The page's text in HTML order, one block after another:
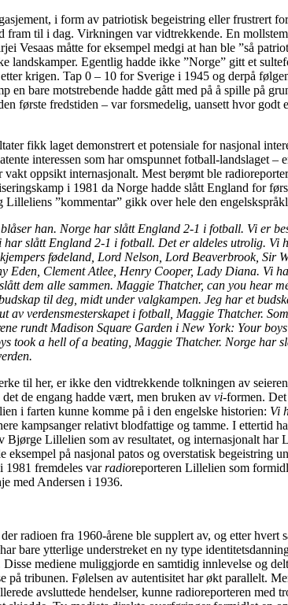
i form av patriotisk begeistring eller frustrert
fram til i dag. Virkningen var vidtrekkende. En
Vesaas måtte for eksempel medgi at han ble ”så
landskamper. Egentlig hadde ikke ”Norge” gitt et
krigen. Tap 0 – 10 for Sverige i 1945 og derpå
en bare motstrebende hadde gått med på å spille på
første fredstiden – var forsmedelig, uansett hvor godt
fikk laget demonstrert et potensiale for nasjonal
interessen som har omspunnet fotball-landslaget –
vakt oppsikt internasjonalt. Mest berømt ble
i 1981 da Norge hadde slått England for
”kommentar” gikk over hele den
han. Norge har slått England 2-1 i fotball. Vi er
har slått England 2-1 i fotball. Det er aldeles utrolig. Vi
fødeland, Lord Nelson, Lord Beaverbrook, Sir
Eden, Clement Atlee, Henry Cooper, Lady Diana. Vi
dem alle sammen. Maggie Thatcher, can you hear
til deg, midt under valgkampen. Jeg har et
av verdensmesterskapet i fotball, Maggie Thatcher.
rundt Madison Square Garden i New York: Your
took a hell of a beating, Maggie Thatcher. Norge har
til her, er ikke den vidtrekkende tolkningen av
de engang hadde vært, men bruken av vi-formen.
i farten kunne komme på i den engelske historien: Vi
kampsanger relativt blodfattige og tamme. I ettertid
Bjørge Lillelien som av resultatet, og internasjonalt har
eksempel på nasjonal patos og overstatisk begeistring
1981 fremdeles varradioreporteren Lillelien som
med Andersen i 1936.
radioen fra 1960-årene ble supplert av, og etter hvert
bare ytterlige understreket en ny type
mediene muliggjorde en samtidig innlevelse og
på tribunen. Følelsen av autentisitet har økt parallelt.
avsluttede hendelser, kunne radioreporteren med